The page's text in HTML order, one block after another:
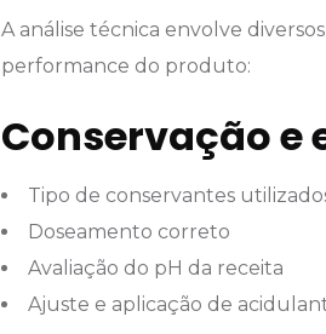
A análise técnica envolve
performance do produto:
Conservação e
Tipo de conservantes
Doseamento correto
Avaliação do pH da receita
Ajuste e aplicação de